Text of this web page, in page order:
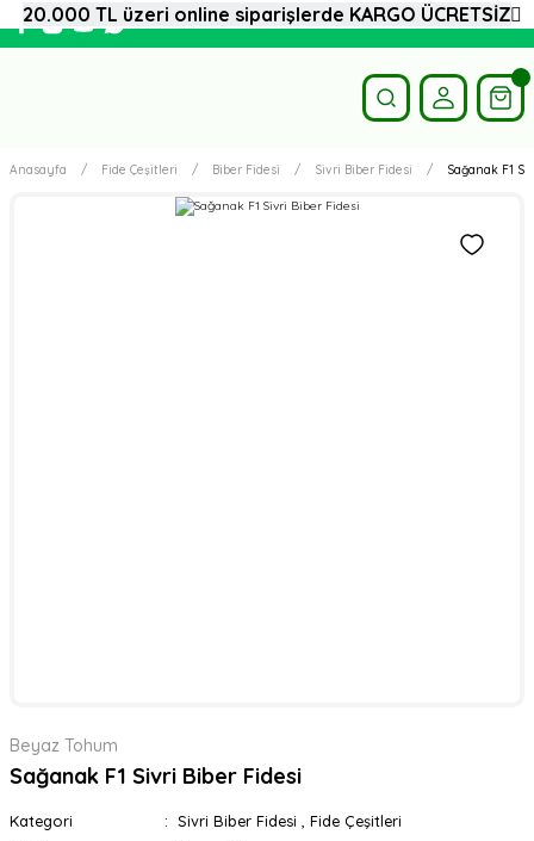
Anasayfa Fide Çeşitleri Biber Fidesi Sivri Biber Fidesi Sağanak F1
Beyaz Tohum
Sağanak F1 Sivri Biber Fidesi
Kategori Sivri Biber Fidesi
Fide Çeşitleri
20.000 TL üzeri online siparişlerde KARGO ÜCRETSİZ